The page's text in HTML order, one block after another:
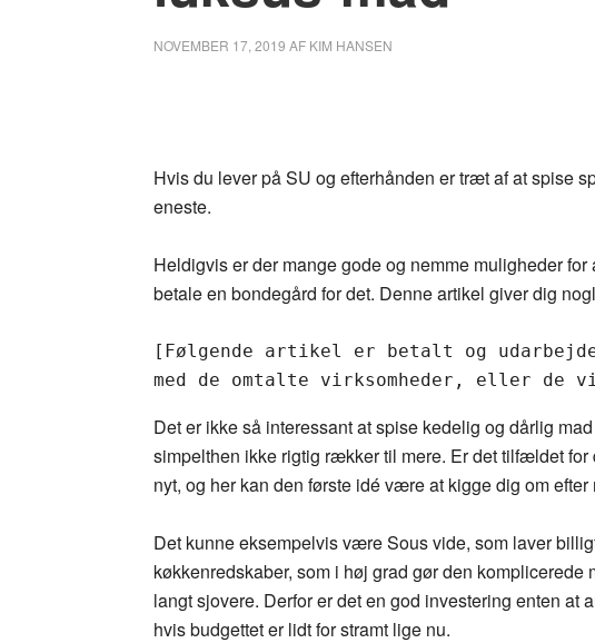
NOVEMBER 17, 2019 AF KIM HANSEN
Hvis du lever på SU og efterhånden er træt af at spise
eneste.
Heldigvis er der mange gode og nemme muligheder
betale en bondegård for det. Denne artikel giver dig
[Følgende artikel er betalt og
med de omtalte virksomheder, eller
Det er ikke så interessant at spise kedelig og dårlig
simpelthen ikke rigtig rækker til mere. Er det tilfældet for
nyt, og her kan den første idé være at kigge dig om
Det kunne eksempelvis være Sous vide, som laver
køkkenredskaber, som i høj grad gør den
langt sjovere. Derfor er det en god investering enten at
hvis budgettet er lidt for stramt lige nu.